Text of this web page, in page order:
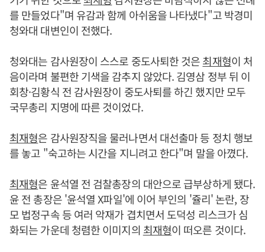
를 만들었다"며 유감과 함께 아쉬움을 나타냈다"고 박경미
청와대 대변인이 전했다.
청와대는 감사원장이 스스로 중도사퇴한 것은최재형이 처
음이라며 불편한 기색을 감추지 않았다. 김영삼 정부 뒤 이
회창·김황식 전 감사원장이 중도사퇴를 하긴 했지만 모두
국무총리 지명에 따른 것이었다.
최재형은 감사원장직을 물러나면서 대선출마 등 정치 행보
를 놓고 "숙고하는 시간을 지니려고 한다"며 말을 아꼈다.
최재형은 윤석열 전 검찰총장의 대안으로 급부상하게 됐다.
윤 전 총장은 '윤석열 X파일'에 이어 부인의 '쥴리' 논란, 장
모 법정구속 등 여러 악재가 겹치면서 도덕성 리스크가 심
화되는 가운데 청렴한 이미지의 최재형이 떠오른 것이다.